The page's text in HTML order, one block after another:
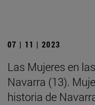
07 | 11 | 2023
Las Mujeres en
Navarra (13).
historia de